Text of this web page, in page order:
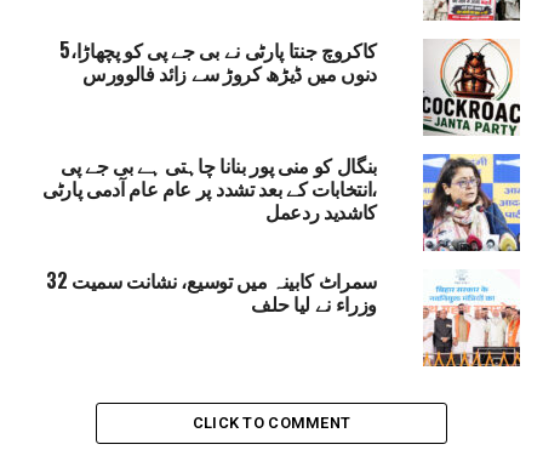
کاکروچ جنتا پارٹی نے بی جے پی کو پچھاڑا،5
دنوں میں ڈیڑھ کروڑ سے زائد فالوورس
بنگال کو منی پور بنانا چاہتی ہے بی جے پی
،انتخابات کے بعد تشدد پر عام عام آدمی پارٹی
کاشدید ردعمل
سمراٹ کابینہ میں توسیع، نشانت سمیت 32
وزراء نے لیا حلف
CLICK TO COMMENT